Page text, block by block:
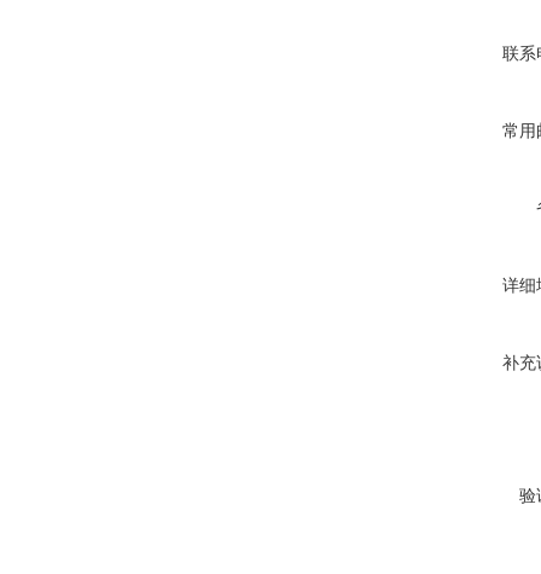
联系
常用
详细
补充
验